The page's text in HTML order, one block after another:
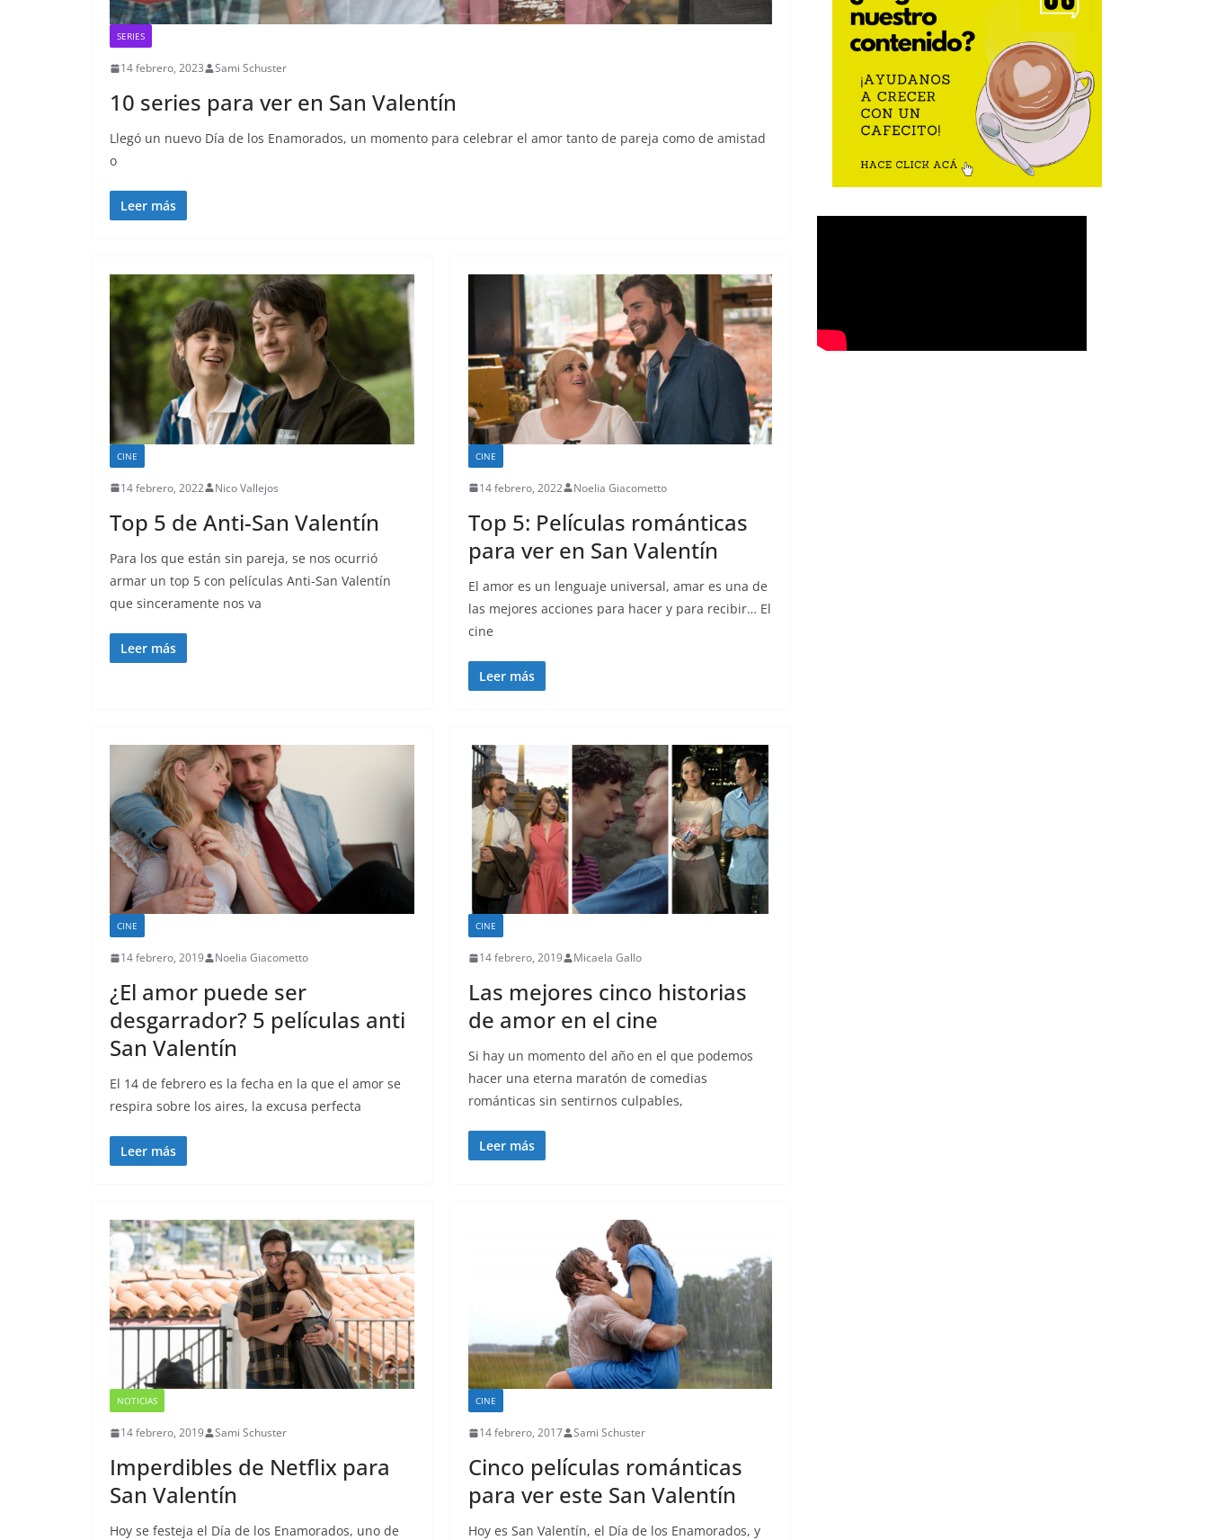
SERIES
14 febrero, 2023 Sami Schuster
10 series para ver en San Valentín
Llegó un nuevo Día de los Enamorados, un momento para celebrar el amor tanto de pareja como de amistad
o
Leer más
CINE
14 febrero, 2022 Nico Vallejos
Top 5 de Anti-San Valentín
Para los que están sin pareja, se nos ocurrió
armar un top 5 con películas Anti-San Valentín
que sinceramente nos va
Leer más
CINE
14 febrero, 2022 Noelia Giacometto
Top 5: Películas románticas
para ver en San Valentín
El amor es un lenguaje universal, amar es una de
las mejores acciones para hacer y para recibir… El
cine
Leer más
CINE
14 febrero, 2019 Noelia Giacometto
¿El amor puede ser
desgarrador? 5 películas anti
San Valentín
El 14 de febrero es la fecha en la que el amor se
respira sobre los aires, la excusa perfecta
Leer más
CINE
14 febrero, 2019 Micaela Gallo
Las mejores cinco historias
de amor en el cine
Si hay un momento del año en el que podemos
hacer una eterna maratón de comedias
románticas sin sentirnos culpables,
Leer más
NOTICIAS
14 febrero, 2019 Sami Schuster
Imperdibles de Netflix para
San Valentín
Hoy se festeja el Día de los Enamorados, uno de
CINE
14 febrero, 2017 Sami Schuster
Cinco películas románticas
para ver este San Valentín
Hoy es San Valentín, el Día de los Enamorados, y